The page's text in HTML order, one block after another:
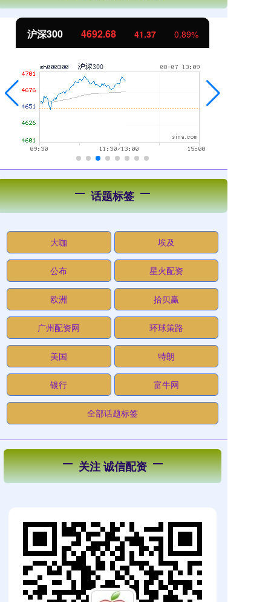
沪深300 4692.68 41.37 0.89%
话题标签
大咖 埃及
公布 星火配资
欧洲 拾贝赢
广州配资网 环球策路
美国 特朗
银行 富牛网
全部话题标签
关注 诚信配资